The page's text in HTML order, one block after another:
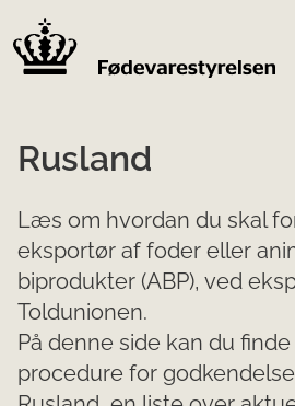
Rusland
Læs om hvordan du skal
eksportør af foder eller
biprodukter (ABP), ved
Toldunionen.
På denne side kan du
procedure for